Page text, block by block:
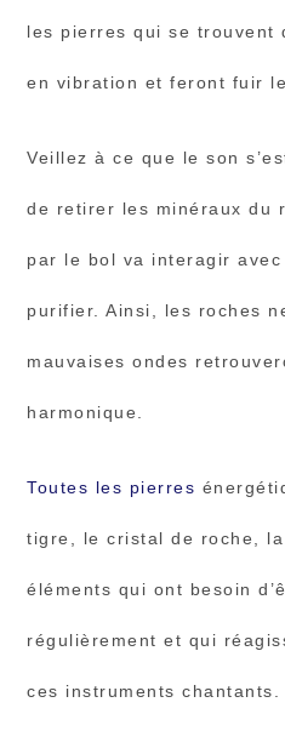
les pierres qui se trouvent
en vibration et feront fuir
Veillez à ce que le son
de retirer les minéraux du
par le bol va interagir
purifier. Ainsi, les roches
mauvaises ondes
harmonique.
Toutes les pierres
tigre, le cristal de roche,
éléments qui ont besoin
régulièrement et qui
ces instruments chantants.